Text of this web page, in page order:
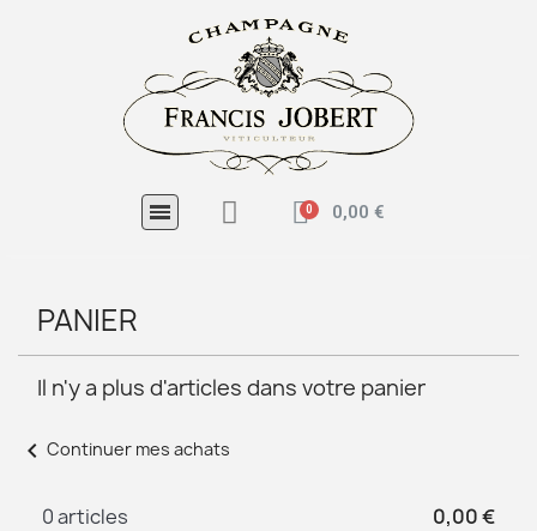
0,00 €
PANIER
Il n'y a plus d'articles dans votre panier
chevron_left Continuer mes achats
0 articles 0,00 €